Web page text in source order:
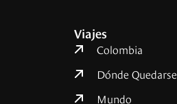
Viajes
Colombia
Dónde Quedarse
Mundo